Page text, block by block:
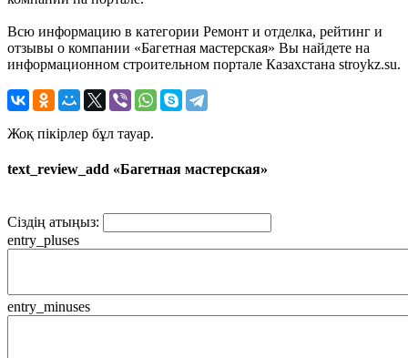
Всю информацию в категории Ремонт и отделка, рейтинг и
отзывы о компании «Багетная мастерская» Вы найдете на
информационном строительном портале Казахстана stroykz.su.
Жоқ пікірлер бұл тауар.
text_review_add «Багетная мастерская»
Сіздің атыңыз:
entry_pluses
entry_minuses